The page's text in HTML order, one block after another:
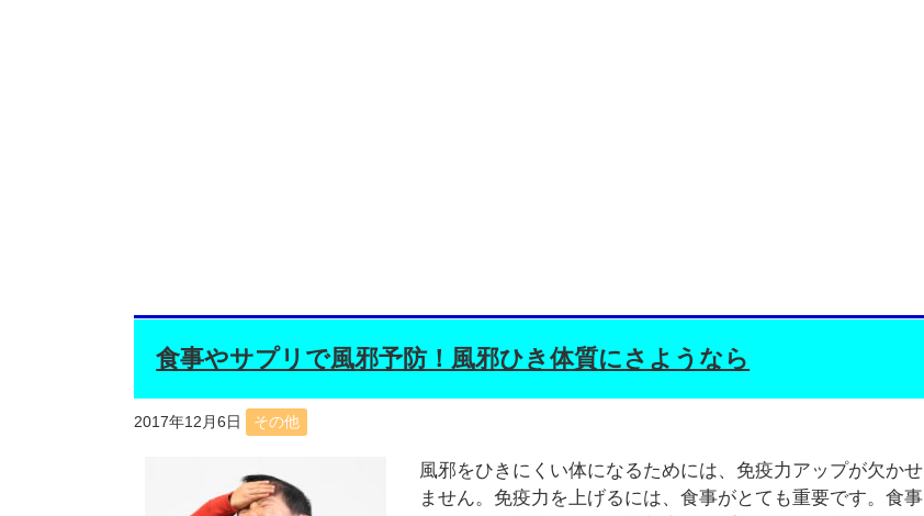
食事やサプリで風邪予防！風邪ひき体質にさようなら
2017年12月6日 その他
風邪をひきにくい体になるためには、免疫力アップが欠かせ
ません。免疫力を上げるには、食事がとても重要です。食事